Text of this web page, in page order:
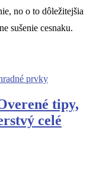
no o to dôležitejšia
sušenie cesnaku.
prvky
tipy,
celé